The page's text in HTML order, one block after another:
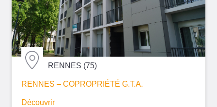
RENNES (75)
RENNES – COPROPRIÉTÉ G.T.A.
Découvrir